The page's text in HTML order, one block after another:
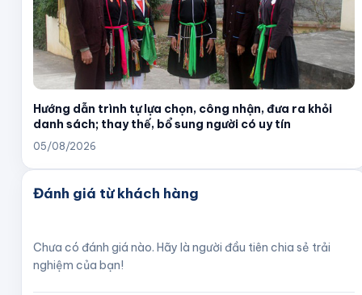
Hướng dẫn trình tự lựa chọn, công nhận, đưa ra khỏi
danh sách; thay thế, bổ sung người có uy tín
05/08/2026
Đánh giá từ khách hàng
Chưa có đánh giá nào. Hãy là người đầu tiên chia sẻ trải
nghiệm của bạn!